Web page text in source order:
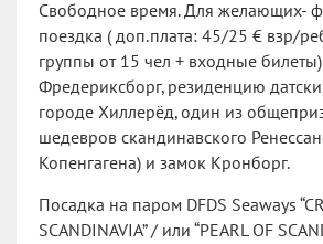
Свободное время. Для желающих-
поездка ( доп.плата: 45/25 € взр/
группы от 15 чел + входные
Фредериксборг, резиденцию
городе Хиллерёд, один из
шедевров скандинавского
Копенгагена) и замок Кронборг.
Посадка на паром DFDS Seaways
SCANDINAVIA” / или “PEARL OF